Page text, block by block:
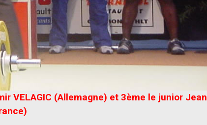
VELAGIC (Allemagne) et 3ème le junior Jean